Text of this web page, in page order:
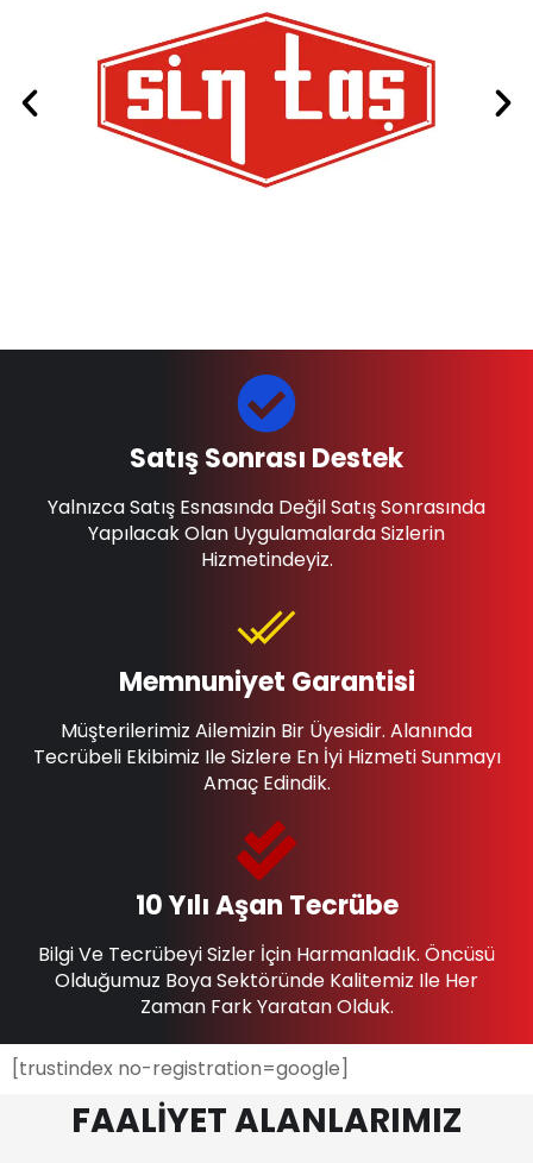
10 Yılı Aşan Tecrübe
Bilgi Ve Tecrübeyi Sizler İçin Harmanladık. Öncüsü
Olduğumuz Boya Sektöründe Kalitemiz Ile Her
Zaman Fark Yaratan Olduk.
Memnuniyet Garantisi
Müşterilerimiz Ailemizin Bir Üyesidir. Alanında
Tecrübeli Ekibimiz Ile Sizlere En İyi Hizmeti Sunmayı
Amaç Edindik.
Satış Sonrası Destek
Yalnızca Satış Esnasında Değil Satış Sonrasında
Yapılacak Olan Uygulamalarda Sizlerin
Hizmetindeyiz.
[trustindex no-registration=google]
FAALİYET ALANLARIMIZ